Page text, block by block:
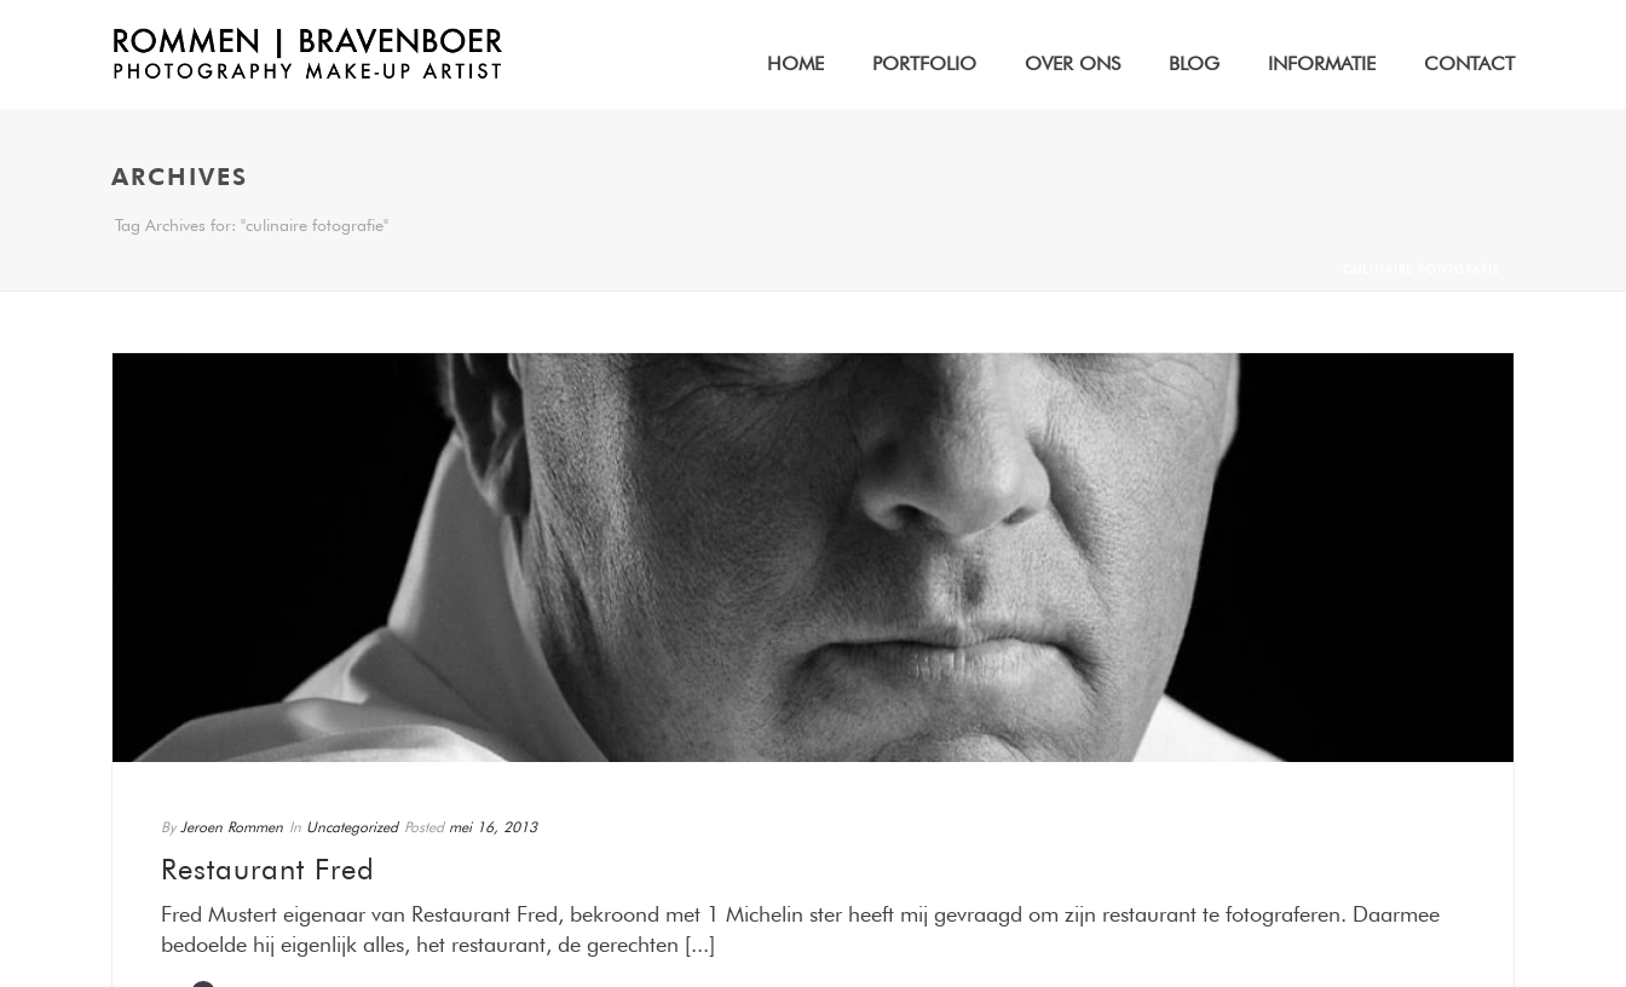
HOME PORTFOLIO OVER ONS BLOG INFORMATIE CONTACT
ARCHIVES
Tag Archives for: "culinaire fotografie"
By Jeroen Rommen In Uncategorized Posted mei 16, 2013
Restaurant Fred
Fred Mustert eigenaar van Restaurant Fred, bekroond met 1 Michelin ster heeft mij gevraagd om zijn restaurant te fotograferen. Daarmee
bedoelde hij eigenlijk alles, het restaurant, de gerechten [...]